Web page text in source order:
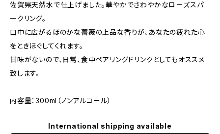
佐賀県天然水で仕上げました。華やかでさわやかなロ－ズスパ
ークリング。
口中に広がるほのかな薔薇の上品な香りが、あなたの疲れた心
をときほぐしてくれます。
甘味がないので、日常、食中ペアリングドリンクとしてもオススメ
致します。
内容量：300ml（ノンアルコール）
International shipping available